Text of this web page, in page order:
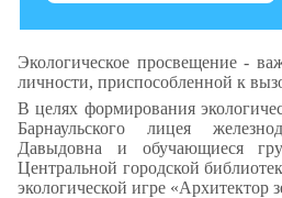
Экологическое просвещение -
личности, приспособленной к
В целях формирования
Барнаульского лицея
Давыдовна и обучающиеся
Центральной городской
экологической игре «Архитектор